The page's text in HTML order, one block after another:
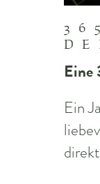
Eine
Ein